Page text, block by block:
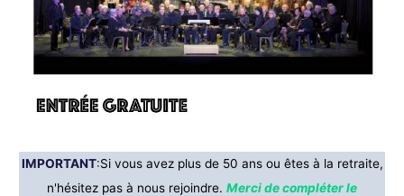
IMPORTANT:Si vous avez plus de 50 ans ou êtes à la retraite,
n'hésitez pas à nous rejoindre. Merci de compléter le